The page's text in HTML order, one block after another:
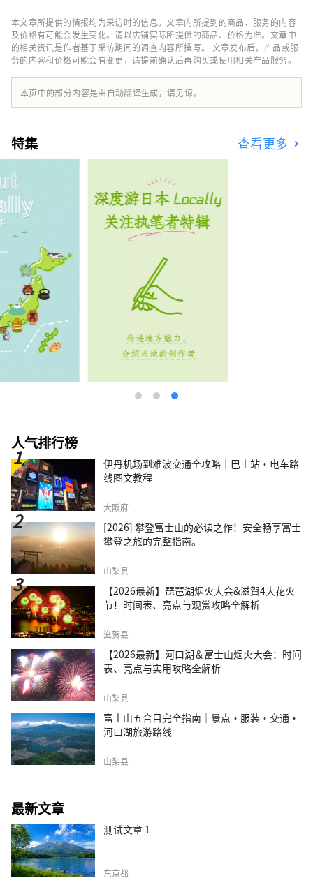
很多面貌，比如繁华的商店街，充满了老式的人
文气息。这座城市的多样性也与这座城市的独特
特征有关，这座城市居住着来自约 120 个国家
的约 17,000 人。
本文章所提供的情报均为采访时的信息。文章内所提到的商品、服务的内容
及价格有可能会发生变化。请以店铺实际所提供的商品、价格为准。文章中
的相关资讯是作者基于采访期间的调查内容所撰写。 文章发布后，产品或服
务的内容和价格可能会有变更，请提前确认后再购买或使用相关产品服务。
本页中的部分内容是由自动翻译生成，请见谅。
特集 查看更多
人气排行榜
伊丹机场到难波交通全攻略｜巴士站・电车路
线图文教程
大阪府
[2026] 攀登富士山的必读之作！安全畅享富士
攀登之旅的完整指南。
山梨县
【2026最新】琵琶湖烟火大会&滋賀4大花火
节！时间表、亮点与观赏攻略全解析
滋贺县
【2026最新】河口湖＆富士山烟火大会：时间
表、亮点与实用攻略全解析
山梨县
富士山五合目完全指南｜景点·服装·交通·
河口湖旅游路线
山梨县
最新文章
测试文章 1
东京都